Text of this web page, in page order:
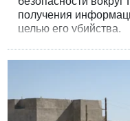
получения
целью его убийства.